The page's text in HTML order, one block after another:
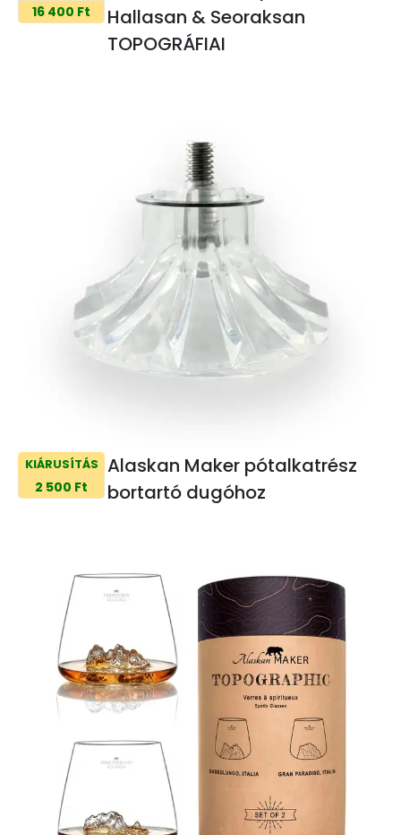
16 400 Ft
Hallasan & Seoraksan
TOPOGRÁFIAI
KIÁRUSÍTÁS
2 500 Ft
Alaskan Maker pótalkatrész
bortartó dugóhoz